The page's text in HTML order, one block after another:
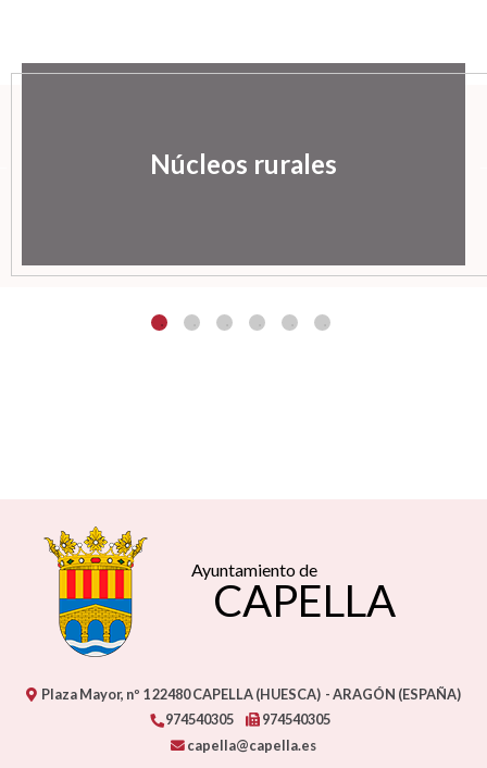
Núcleos rurales
Ayuntamiento de
CAPELLA
Plaza Mayor, nº 122480CAPELLA (HUESCA) - ARAGÓN (ESPAÑA)
974540305
974540305
capella@capella.es